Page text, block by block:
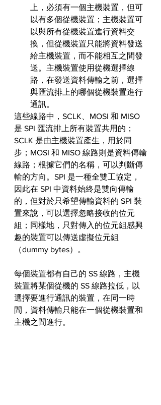
上，必須有一個主機裝置，但可
以有多個從機裝置；主機裝置可
以與所有從機裝置進行資料交
換，但從機裝置只能將資料發送
給主機裝置，而不能相互之間發
送。主機裝置使用從機選擇線
路，在發送資料傳輸之前，選擇
與匯流排上的哪個從機裝置進行
通訊。
這些線路中，SCLK、MOSI 和 MISO
是 SPI 匯流排上所有裝置共用的；
SCLK 是由主機裝置產生，用於同
步；MOSI 和 MISO 線路則是資料傳輸
線路；根據它們的名稱，可以判斷傳
輸的方向。SPI 是一種全雙工協定，
因此在 SPI 中資料始終是雙向傳輸
的，但對於只希望傳輸資料的 SPI 裝
置來說，可以選擇忽略接收的位元
組；同樣地，只對傳入的位元組感興
趣的裝置可以傳送虛擬位元組
（dummy bytes）。
每個裝置都有自己的 SS 線路，主機
裝置將某個從機的 SS 線路拉低，以
選擇要進行通訊的裝置，在同一時
間，資料傳輸只能在一個從機裝置和
主機之間進行。